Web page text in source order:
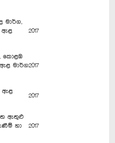
මාර්ග,
ඇළ
2017
කොළඹ
මාර්ග2017
ඇළ
2017
ඇතුළු
හා
2017